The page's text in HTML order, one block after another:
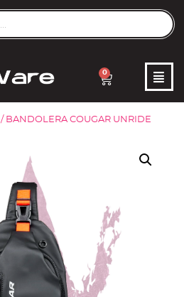
0
/ BANDOLERA COUGAR UNRIDE